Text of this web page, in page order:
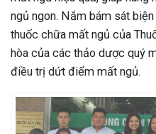
ngủ ngon. Nắm bám sát
thuốc chữa mất ngủ của
hòa của các thảo dược quý
điều trị dứt điểm mất ngủ.